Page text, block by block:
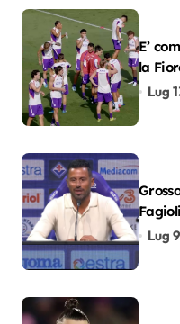
E’
la
Lug
colpo”
Lug